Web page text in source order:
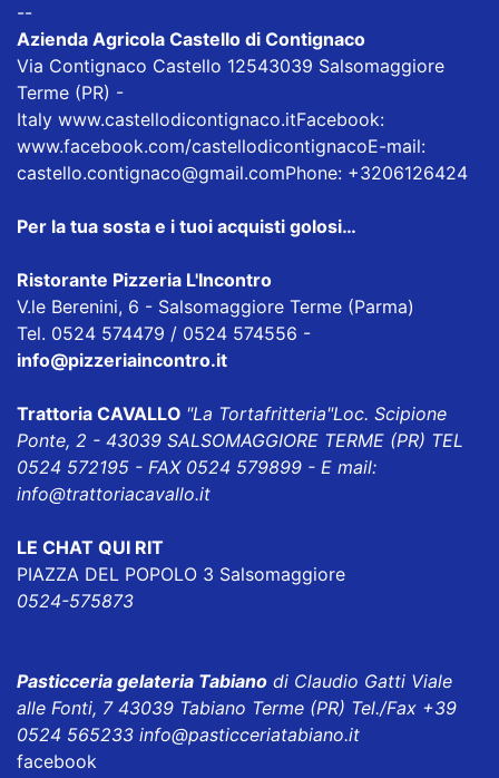
--
Azienda Agricola Castello di Contignaco
Via Contignaco Castello 12543039 Salsomaggiore
Terme (PR) -
Italy www.castellodicontignaco.itFacebook:
www.facebook.com/castellodicontignacoE-mail:
castello.contignaco@gmail.comPhone: +3206126424
Per la tua sosta e i tuoi acquisti golosi…
Ristorante Pizzeria L'Incontro
V.le Berenini, 6 - Salsomaggiore Terme (Parma)
Tel. 0524 574479 / 0524 574556 -
info@pizzeriaincontro.it
Trattoria CAVALLO "La Tortafritteria"Loc. Scipione
Ponte, 2 - 43039 SALSOMAGGIORE TERME (PR) TEL
0524 572195 - FAX 0524 579899 - E mail:
info@trattoriacavallo.it
LE CHAT QUI RIT
PIAZZA DEL POPOLO 3 Salsomaggiore
0524-575873
Pasticceria gelateria Tabiano di Claudio Gatti Viale
alle Fonti, 7 43039 Tabiano Terme (PR) Tel./Fax +39
0524 565233 info@pasticceriatabiano.it
facebook